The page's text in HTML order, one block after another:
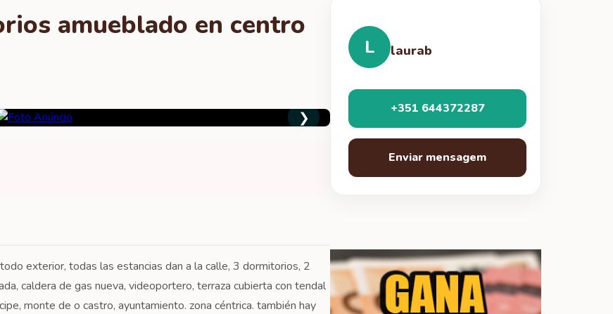
amueblado en centro
❯
exterior, todas las estancias dan a la calle, 3 dormitorios, 2
caldera de gas nueva, videoportero, terraza cubierta con tendal
monte de o castro, ayuntamiento. zona céntrica. también hay
L laurab
+351 644372287
Enviar mensagem